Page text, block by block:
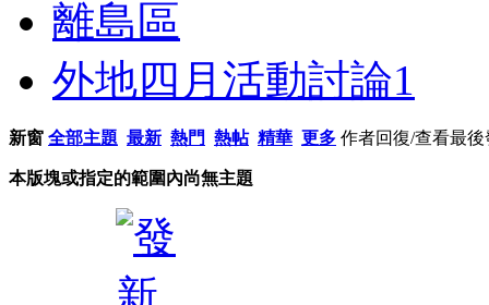
離島區
外地四月活動討論1
新窗 全部主題 最新 熱門 熱帖 精華 更多 作者回復/查看最後
本版塊或指定的範圍內尚無主題